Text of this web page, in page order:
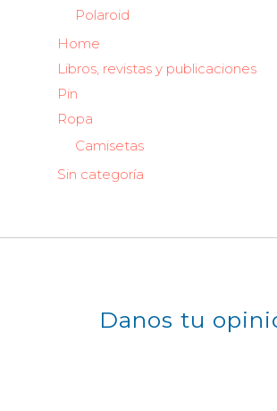
Polaroid
Home
Libros, revistas y publicaciones
Pin
Ropa
Camisetas
Sin categoría
Danos tu